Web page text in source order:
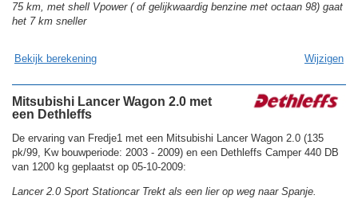
75 km, met shell Vpower ( of gelijkwaardig benzine met octaan 98) gaat
het 7 km sneller
Bekijk berekening Wijzigen
Mitsubishi Lancer Wagon 2.0 met
een Dethleffs
De ervaring van Fredje1 met een Mitsubishi Lancer Wagon 2.0 (135
pk/99, Kw bouwperiode: 2003 - 2009) en een Dethleffs Camper 440 DB
van 1200 kg geplaatst op 05-10-2009:
Lancer 2.0 Sport Stationcar Trekt als een lier op weg naar Spanje.